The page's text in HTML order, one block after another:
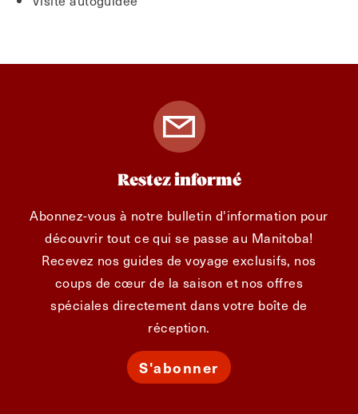
Restez informé
Abonnez-vous à notre bulletin d'information pour
découvrir tout ce qui se passe au Manitoba!
Recevez nos guides de voyage exclusifs, nos
coups de cœur de la saison et nos offres
spéciales directement dans votre boîte de
réception.
S'abonner